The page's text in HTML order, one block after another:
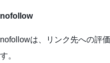
nofollow
nofollowは、リンク先への評
す。